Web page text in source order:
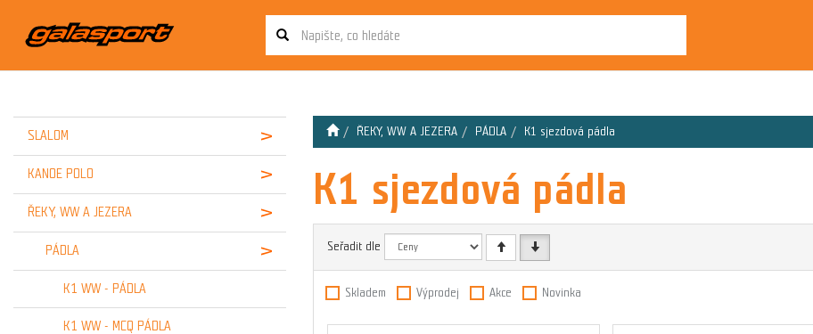
SLALOM
KANOE POLO
ŘEKY, WW A JEZERA
PÁDLA
K1 WW - PÁDLA
K1 WW - MCQ PÁDLA
ŘEKY, WW A JEZERA PÁDLA K1 sjezdová pádla
K1 sjezdová pádla
Seřadit dle
Skladem Výprodej Akce Novinka